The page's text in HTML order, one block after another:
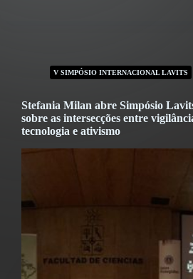
V SIMPÓSIO INTERNACIONAL LAVITS
Stefania Milan abre Simpósio
sobre as intersecções entre
tecnologia e ativismo